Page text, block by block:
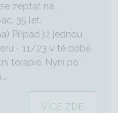
zeptat na
35 let.
Případ již jednou
- 11/23 v té době
terapie. Nyní po
VÍCE ZDE